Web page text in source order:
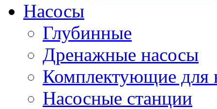
Насосы
Глубинные
Дренажные насосы
Комплектующие для
Насосные станции